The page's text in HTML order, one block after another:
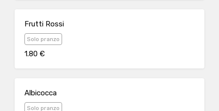
Frutti Rossi
Solo pranzo
1.80 €
Albicocca
Solo pranzo